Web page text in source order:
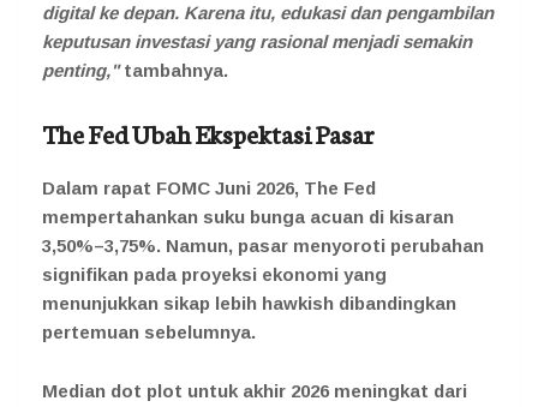
digital ke depan. Karena itu, edukasi dan pengambilan
keputusan investasi yang rasional menjadi semakin
penting,"tambahnya.
The Fed Ubah Ekspektasi Pasar
Dalam rapat FOMC Juni 2026, The Fed
mempertahankan suku bunga acuan di kisaran
3,50%–3,75%. Namun, pasar menyoroti perubahan
signifikan pada proyeksi ekonomi yang
menunjukkan sikap lebih hawkish dibandingkan
pertemuan sebelumnya.
Median dot plot untuk akhir 2026 meningkat dari